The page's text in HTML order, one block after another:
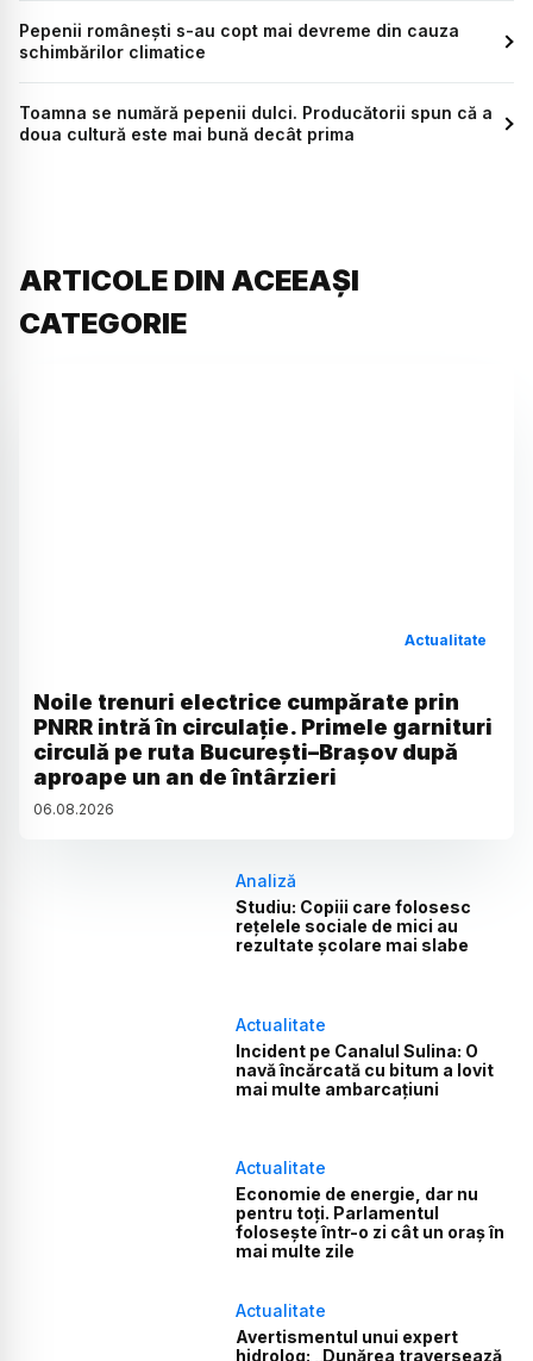
Pepenii românești s-au copt mai devreme din cauza
schimbărilor climatice
Toamna se numără pepenii dulci. Producătorii spun că a
doua cultură este mai bună decât prima
ARTICOLE DIN ACEEAȘI
CATEGORIE
Actualitate
Noile trenuri electrice cumpărate prin
PNRR intră în circulație. Primele garnituri
circulă pe ruta București–Brașov după
aproape un an de întârzieri
06.08.2026
Analiză
Studiu: Copiii care folosesc
rețelele sociale de mici au
rezultate școlare mai slabe
Actualitate
Incident pe Canalul Sulina: O
navă încărcată cu bitum a lovit
mai multe ambarcațiuni
Actualitate
Economie de energie, dar nu
pentru toți. Parlamentul
folosește într-o zi cât un oraș în
mai multe zile
Actualitate
Avertismentul unui expert
hidrolog: „Dunărea traversează